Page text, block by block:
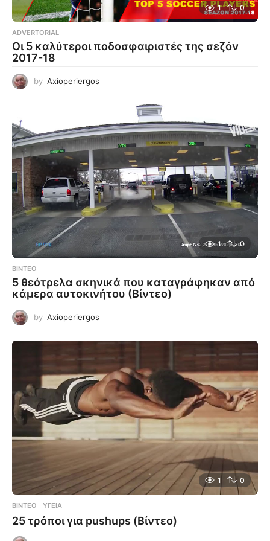
1 0
ADVERTORIAL
Οι 5 καλύτεροι ποδοσφαιριστές της σεζόν
2017-18
by Axioperiergos
1 0
ΒΊΝΤΕΟ
5 θεότρελα σκηνικά που καταγράφηκαν από
κάμερα αυτοκινήτου (Βίντεο)
by Axioperiergos
1 0
ΒΊΝΤΕΟ ΥΓΕΊΑ
25 τρόποι για pushups (Βίντεο)